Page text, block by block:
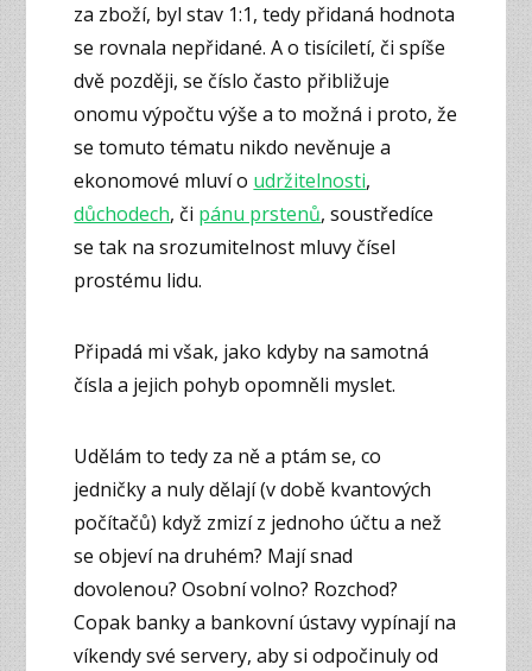
za zboží, byl stav 1:1, tedy přidaná hodnota
se rovnala nepřidané. A o tisíciletí, či spíše
dvě později, se číslo často přibližuje
onomu výpočtu výše a to možná i proto, že
se tomuto tématu nikdo nevěnuje a
ekonomové mluví o udržitelnosti,
důchodech, či pánu prstenů, soustředíce
se tak na srozumitelnost mluvy čísel
prostému lidu.
Připadá mi však, jako kdyby na samotná
čísla a jejich pohyb opomněli myslet.
Udělám to tedy za ně a ptám se, co
jedničky a nuly dělají (v době kvantových
počítačů) když zmizí z jednoho účtu a než
se objeví na druhém? Mají snad
dovolenou? Osobní volno? Rozchod?
Copak banky a bankovní ústavy vypínají na
víkendy své servery, aby si odpočinuly od